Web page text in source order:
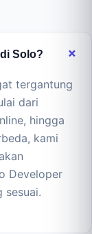
Solo?
tergantung
dari
hingga
kami
Developer
sesuai.